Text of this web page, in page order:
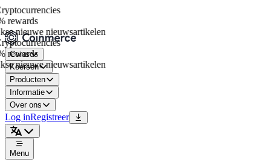
nieuwe nieuwsartikelen
nieuwe nieuwsartikelen
Coins
Koersen
Producten
Informatie
Over ons
Log inRegistreer
Menu